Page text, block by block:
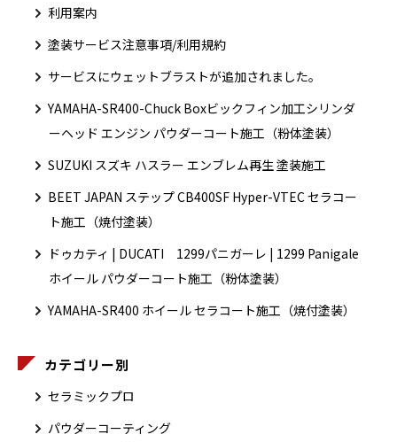
利用案内
塗装サービス注意事項/利用規約
サービスにウェットブラストが追加されました。
YAMAHA-SR400-Chuck Boxビックフィン加工シリンダ
ーヘッド エンジン パウダーコート施工（粉体塗装）
SUZUKI スズキ ハスラー エンブレム再生 塗装施工
BEET JAPAN ステップ CB400SF Hyper-VTEC セラコー
ト施工（焼付塗装）
ドゥカティ | DUCATI 1299パニガーレ | 1299 Panigale
ホイール パウダーコート施工（粉体塗装）
YAMAHA-SR400 ホイール セラコート施工（焼付塗装）
カテゴリー別
セラミックプロ
パウダーコーティング